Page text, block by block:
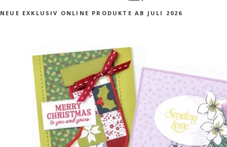
NEUE EXKLUSIV ONLINE PRODUKTE AB JULI 2026